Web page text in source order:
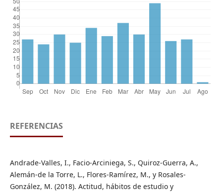
REFERENCIAS
Andrade-Valles, I., Facio-Arciniega, S., Quiroz-Guerra, A.,
Alemán-de la Torre, L., Flores-Ramírez, M., y Rosales-
González, M. (2018). Actitud, hábitos de estudio y